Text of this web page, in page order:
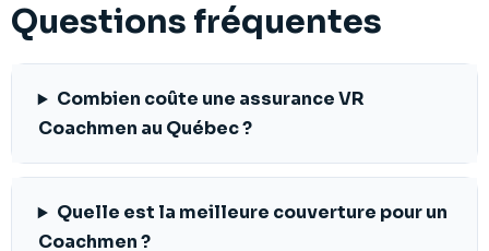
Questions fréquentes
Combien coûte une assurance VR
Coachmen au Québec ?
Quelle est la meilleure couverture pour un
Coachmen ?